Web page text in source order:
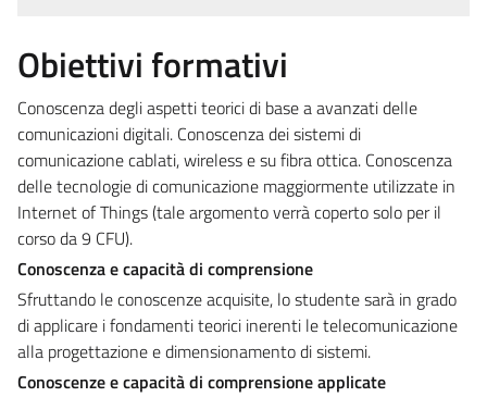
Obiettivi formativi
Conoscenza degli aspetti teorici di base a avanzati delle
comunicazioni digitali. Conoscenza dei sistemi di
comunicazione cablati, wireless e su fibra ottica. Conoscenza
delle tecnologie di comunicazione maggiormente utilizzate in
Internet of Things (tale argomento verrà coperto solo per il
corso da 9 CFU).
Conoscenza e capacità di comprensione
Sfruttando le conoscenze acquisite, lo studente sarà in grado
di applicare i fondamenti teorici inerenti le telecomunicazione
alla progettazione e dimensionamento di sistemi.
Conoscenze e capacità di comprensione applicate